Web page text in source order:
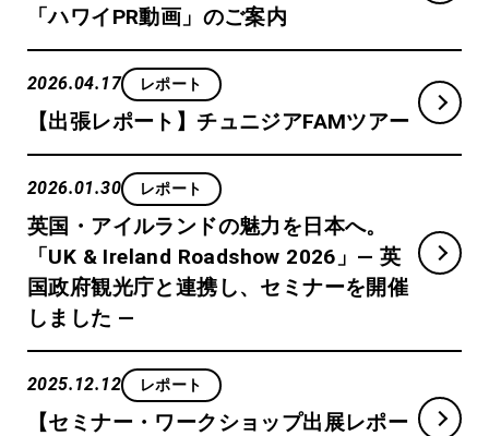
「ハワイPR動画」のご案内
2026.04.17 レポート
【出張レポート】チュニジアFAMツアー
2026.01.30 レポート
英国・アイルランドの魅力を日本へ。
「UK & Ireland Roadshow 2026」― 英
国政府観光庁と連携し、セミナーを開催
しました ―
2025.12.12 レポート
【セミナー・ワークショップ出展レポー